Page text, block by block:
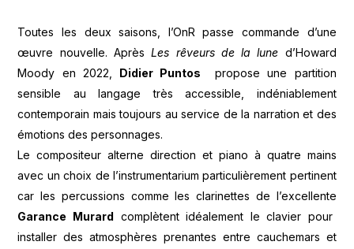
Toutes les deux saisons, l’OnR passe commande d’une
œuvre nouvelle. AprèsLes rêveurs de la lune d’Howard
Moody en 2022, Didier Puntos propose une partition
sensible au langage très accessible, indéniablement
contemporain mais toujours au service de la narration et des
émotions des personnages.
Le compositeur alterne direction et piano à quatre mains
avec un choix de l’instrumentarium particulièrement pertinent
car les percussions comme les clarinettes de l’excellente
Garance Murard complètent idéalement le clavier pour
installer des atmosphères prenantes entre cauchemars et